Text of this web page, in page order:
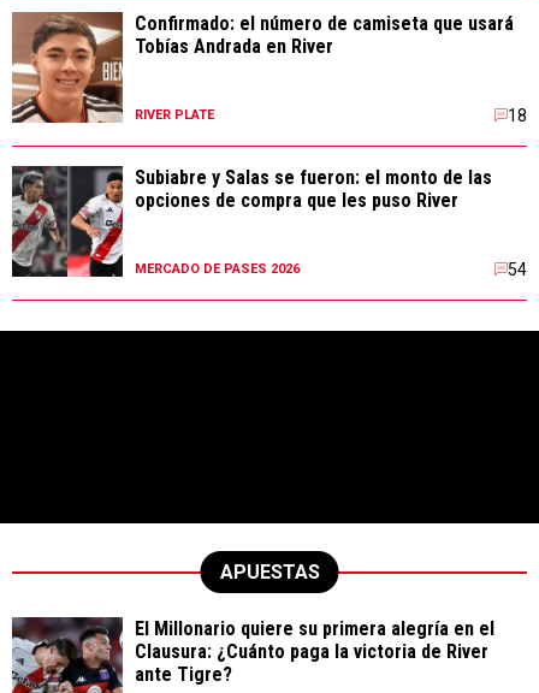
Confirmado: el número de camiseta que usará
Tobías Andrada en River
RIVER PLATE 18
Subiabre y Salas se fueron: el monto de las
opciones de compra que les puso River
MERCADO DE PASES 2026 54
APUESTAS
El Millonario quiere su primera alegría en el
Clausura: ¿Cuánto paga la victoria de River
ante Tigre?